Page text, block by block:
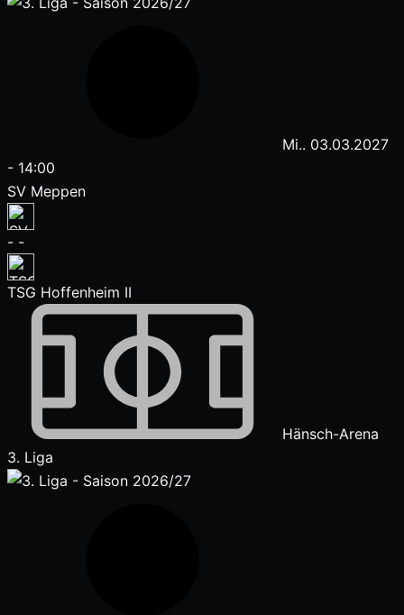
Mi.. 03.03.2027
- 14:00
SV Meppen
- -
TSG Hoffenheim II
Hänsch-Arena
3. Liga